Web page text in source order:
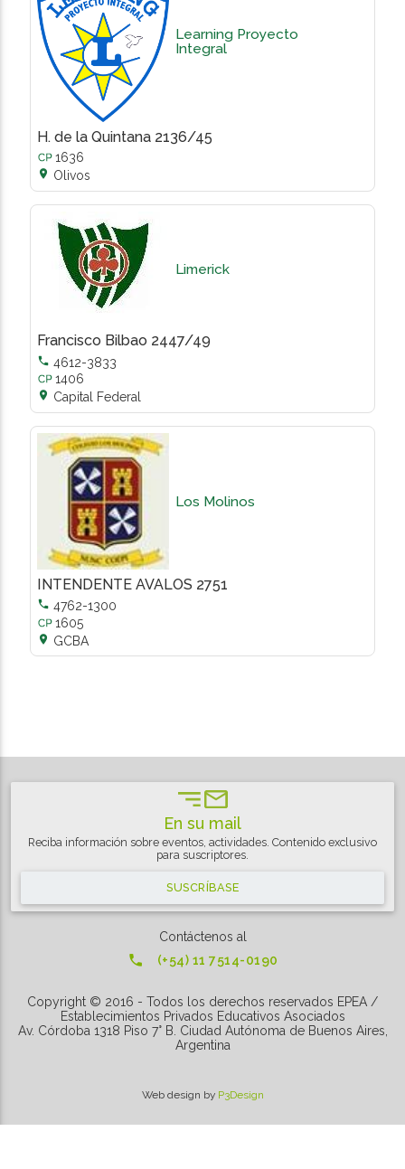
Learning Proyecto
Integral
H. de la Quintana 2136/45
1636
 Olivos
Limerick
Francisco Bilbao 2447/49
 4612-3833
1406
 Capital Federal
Los Molinos
INTENDENTE AVALOS 2751
 4762-1300
1605
 GCBA
En su mail
Reciba información sobre eventos, actividades. Contenido exclusivo
para suscriptores.
SUSCRÍBASE
Contáctenos al
 (+54) 11 7514-0190
Copyright © 2016 - Todos los derechos reservados EPEA /
Establecimientos Privados Educativos Asociados
Av. Córdoba 1318 Piso 7° B. Ciudad Autónoma de Buenos Aires,
Argentina
Web design by P3Design